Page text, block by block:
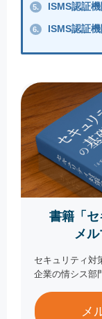
5. ISMS認証
6. ISMS認証
書籍「セ
メ
セキュリティ対
企業の情シス部
メ